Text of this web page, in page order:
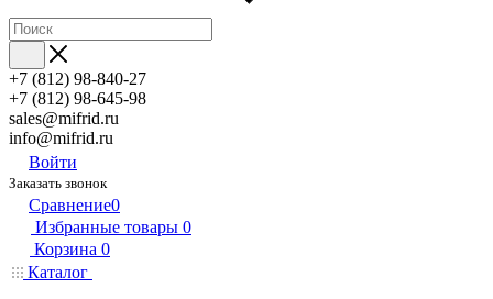
+7 (812) 98-840-27
+7 (812) 98-645-98
sales@mifrid.ru
info@mifrid.ru
Войти
Заказать звонок
Сравнение0
Избранные товары 0
Корзина 0
Каталог